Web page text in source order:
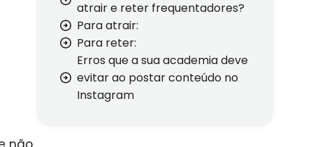
atrair e reter frequentadores?
Para atrair:
Para reter:
Erros que a sua academia deve
evitar ao postar conteúdo no
Instagram